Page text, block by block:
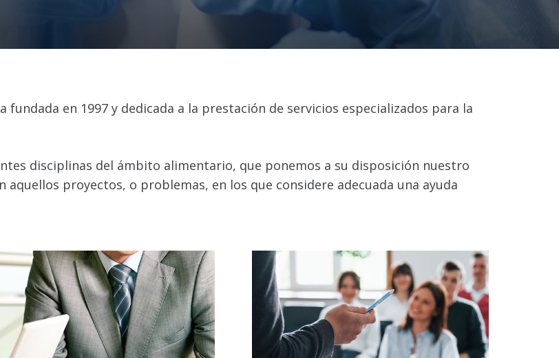
fundada en 1997 y dedicada a la prestación de servicios especializados para la
disciplinas del ámbito alimentario, que ponemos a su disposición nuestro
proyectos, o problemas, en los que considere adecuada una ayuda